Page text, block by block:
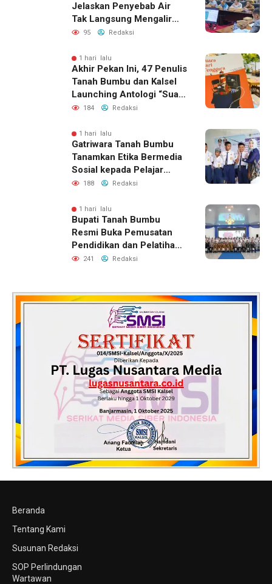
Jelaskan Penyebab Air
Tak Langsung Mengalir
Usai Listrik Menyala
95 Redaksi
1 hari lalu
Akhir Pekan Ini, 47 Penulis
Tanah Bumbu dan Kalsel
Launching Antologi “Suara
dari Tenggara”
184 Redaksi
1 hari lalu
Gatriwara Tanah Bumbu
Tanamkan Etika Bermedia
Sosial kepada Pelajar
SMPN 5 Simpang Empat
188 Redaksi
1 hari lalu
Bupati Tanah Bumbu
Resmi Buka Pemusatan
Pendidikan dan Pelatihan
Calon Paskibraka 2026
241 Redaksi
Beranda
Tentang Kami
Susunan Redaksi
SOP Perlindungan
Wartawan